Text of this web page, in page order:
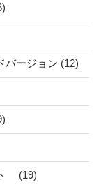
ージョン (12)
(19)